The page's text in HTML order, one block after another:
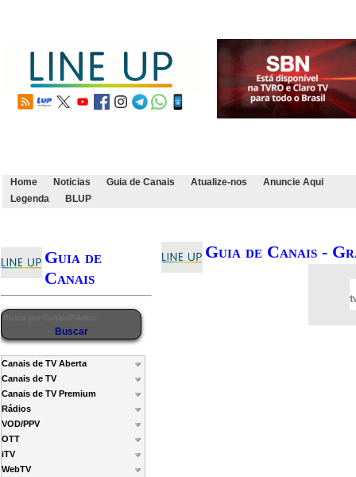
Home Noticias Guia de Canais Atualize-nos
Anuncie Aqui
Legenda
BLUP
Guia de
Canais
Canais de TV Aberta
Canais de TV
Canais de TV Premium
Rádios
VOD/PPV
OTT
iTV
WebTV
Guia de Canais -